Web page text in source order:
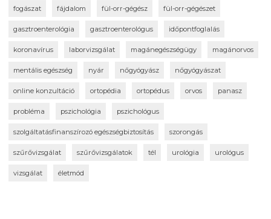
fogászat fájdalom fül-orr-gégész fül-orr-gégészet
gasztroenterológia gasztroenterológus időpontfoglalás
koronavírus laborvizsgálat magánegészségügy magánorvos
mentális egészség nyár nőgyógyász nőgyógyászat
online konzultáció ortopédia ortopédus orvos panasz
probléma pszichológia pszichológus
szolgáltatásfinanszírozó egészségbiztosítás szorongás
szűrővizsgálat szűrővizsgálatok tél urológia urológus
vizsgálat életmód